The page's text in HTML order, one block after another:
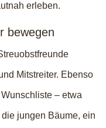
erleben.
bewegen
Mitstreiter. Ebenso
– etwa
jungen Bäume, ein